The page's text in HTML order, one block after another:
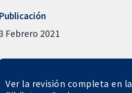
Publicación
Febrero 2021
Ver la revisión completa en la